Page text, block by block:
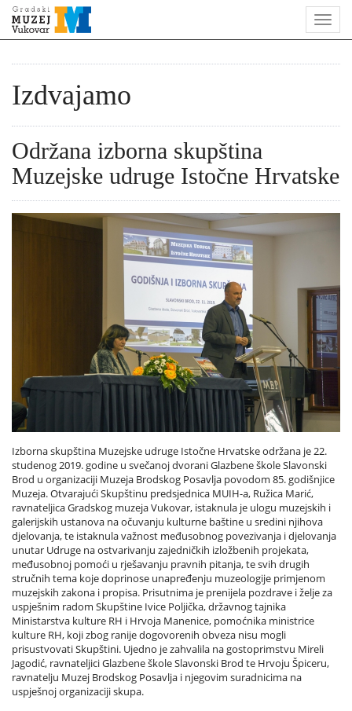
Izdvajamo
Održana izborna skupština
Muzejske udruge Istočne Hrvatske
Izborna skupština Muzejske udruge Istočne Hrvatske održana je 22.
studenog 2019. godine u svečanoj dvorani Glazbene škole Slavonski
Brod u organizaciji Muzeja Brodskog Posavlja povodom 85. godišnjice
Muzeja. Otvarajući Skupštinu predsjednica MUIH-a, Ružica Marić,
ravnateljica Gradskog muzeja Vukovar, istaknula je ulogu muzejskih i
galerijskih ustanova na očuvanju kulturne baštine u sredini njihova
djelovanja, te istaknula važnost međusobnog povezivanja i djelovanja
unutar Udruge na ostvarivanju zajedničkih izložbenih projekata,
međusobnoj pomoći u rješavanju pravnih pitanja, te svih drugih
stručnih tema koje doprinose unapređenju muzeologije primjenom
muzejskih zakona i propisa. Prisutnima je prenijela pozdrave i želje za
uspješnim radom Skupštine Ivice Poljička, državnog tajnika
Ministarstva kulture RH i Hrvoja Manenice, pomoćnika ministrice
kulture RH, koji zbog ranije dogovorenih obveza nisu mogli
prisustvovati Skupštini. Ujedno je zahvalila na gostoprimstvu Mireli
Jagodić, ravnateljici Glazbene škole Slavonski Brod te Hrvoju Špiceru,
ravnatelju Muzej Brodskog Posavlja i njegovim suradnicima na
uspješnoj organizaciji skupa.